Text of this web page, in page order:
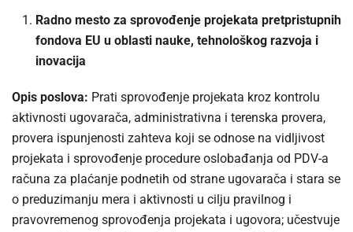
Radno mesto za sprovođenje projekata pretpristupnih
fondova EU u oblasti nauke, tehnološkog razvoja i
inovacija
Opis poslova: Prati sprovođenje projekata kroz kontrolu
aktivnosti ugovarača, administrativna i terenska provera,
provera ispunjenosti zahteva koji se odnose na vidljivost
projekata i sprovođenje procedure oslobađanja od PDV-a
računa za plaćanje podnetih od strane ugovarača i stara se
o preduzimanju mera i aktivnosti u cilju pravilnog i
pravovremenog sprovođenja projekata i ugovora; učestvuje